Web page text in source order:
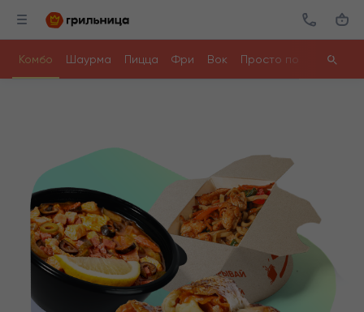
Комбо Шаурма Пицца Фри Вок Просто поесть